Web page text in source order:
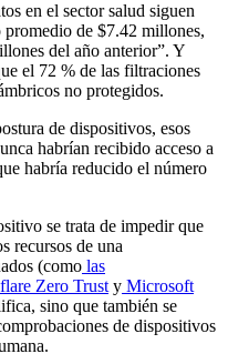
en el sector salud siguen
promedio de $7.42 millones,
del año anterior”. Y
el 72 % de las filtraciones
no protegidos.
de dispositivos, esos
habrían recibido acceso a
habría reducido el número
se trata de impedir que
recursos de una
(como las
Zero Trust y Microsoft
sino que también se
de dispositivos